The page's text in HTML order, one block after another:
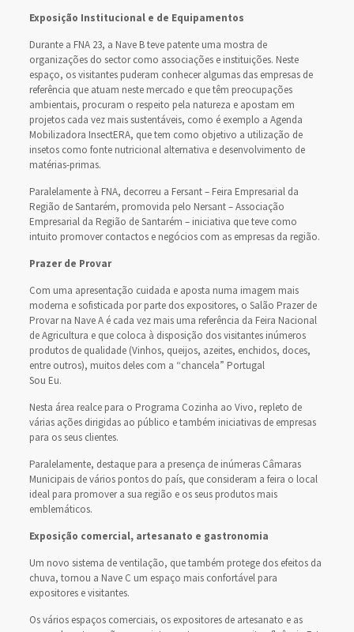
Exposição Institucional e de Equipamentos
Durante a FNA 23, a Nave B teve patente uma mostra de
organizações do sector como associações e instituições. Neste
espaço, os visitantes puderam conhecer algumas das empresas de
referência que atuam neste mercado e que têm preocupações
ambientais, procuram o respeito pela natureza e apostam em
projetos cada vez mais sustentáveis, como é exemplo a Agenda
Mobilizadora InsectERA, que tem como objetivo a utilização de
insetos como fonte nutricional alternativa e desenvolvimento de
matérias-primas.
Paralelamente à FNA, decorreu a Fersant – Feira Empresarial da
Região de Santarém, promovida pelo Nersant – Associação
Empresarial da Região de Santarém – iniciativa que teve como
intuito promover contactos e negócios com as empresas da região.
Prazer de Provar
Com uma apresentação cuidada e aposta numa imagem mais
moderna e sofisticada por parte dos expositores, o Salão Prazer de
Provar na Nave A é cada vez mais uma referência da Feira Nacional
de Agricultura e que coloca à disposição dos visitantes inúmeros
produtos de qualidade (Vinhos, queijos, azeites, enchidos, doces,
entre outros), muitos deles com a “chancela” Portugal
Sou Eu.
Nesta área realce para o Programa Cozinha ao Vivo, repleto de
várias ações dirigidas ao público e também iniciativas de empresas
para os seus clientes.
Paralelamente, destaque para a presença de inúmeras Câmaras
Municipais de vários pontos do país, que consideram a feira o local
ideal para promover a sua região e os seus produtos mais
emblemáticos.
Exposição comercial, artesanato e gastronomia
Um novo sistema de ventilação, que também protege dos efeitos da
chuva, tornou a Nave C um espaço mais confortável para
expositores e visitantes.
Os vários espaços comerciais, os expositores de artesanato e as